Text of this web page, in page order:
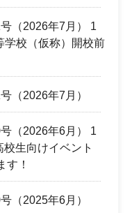
（2026年7月） 1
学校（仮称）開校前
（2026年7月）
（2026年6月） 1
生向けイベント
す！
（2025年6月）